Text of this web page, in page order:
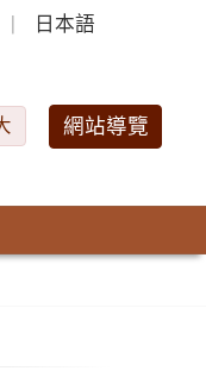
日本語
網站導覽